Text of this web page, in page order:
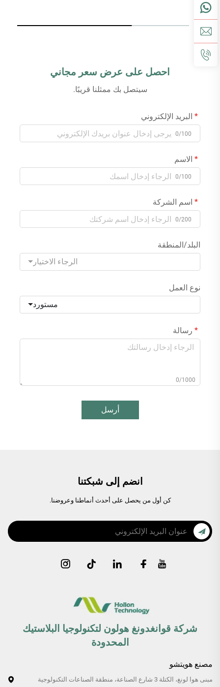
احصل على عرض سعر مجاني
سيتصل بك ممثلنا قريبًا.
البريد الإلكتروني
0/100
الاسم
0/100
اسم الشركة
0/200
البلد/المنطقة
الرجاء الاختيار
نوع العمل
مستورد
رسالة
0/1000
أرسل
انضم إلى شبكتنا
كن أول من يحصل على أحدث أنماطنا وعروضنا.
شركة قوانغدونغ هولون لتكنولوجيا البلاستيك
المحدودة
مصنع هويتشو
مبنى هوا لونغ، الكتلة 3 شارع الصناعة، منطقة الصناعات التكنولوجية